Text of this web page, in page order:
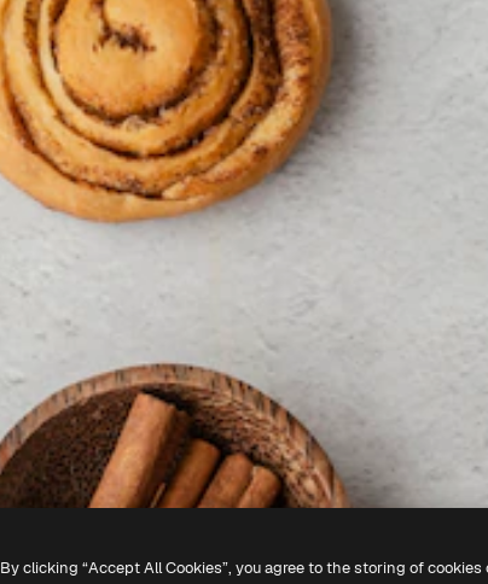
By clicking “Accept All Cookies”, you agree to the storing of